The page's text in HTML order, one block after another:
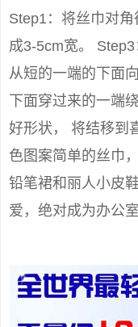
Step1：将丝巾对角
成3-5cm宽。
从短的一端的下面
下面穿过来的一端
好形状， 将结移到
色图案简单的丝巾
铅笔裙和丽人小皮
爱，绝对成为办公